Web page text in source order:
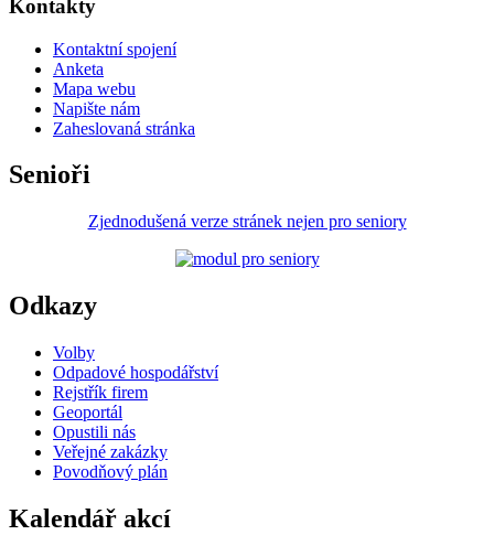
Kontakty
Kontaktní spojení
Anketa
Mapa webu
Napište nám
Zaheslovaná stránka
Senioři
Zjednodušená verze stránek nejen pro seniory
Odkazy
Volby
Odpadové hospodářství
Rejstřík firem
Geoportál
Opustili nás
Veřejné zakázky
Povodňový plán
Kalendář akcí